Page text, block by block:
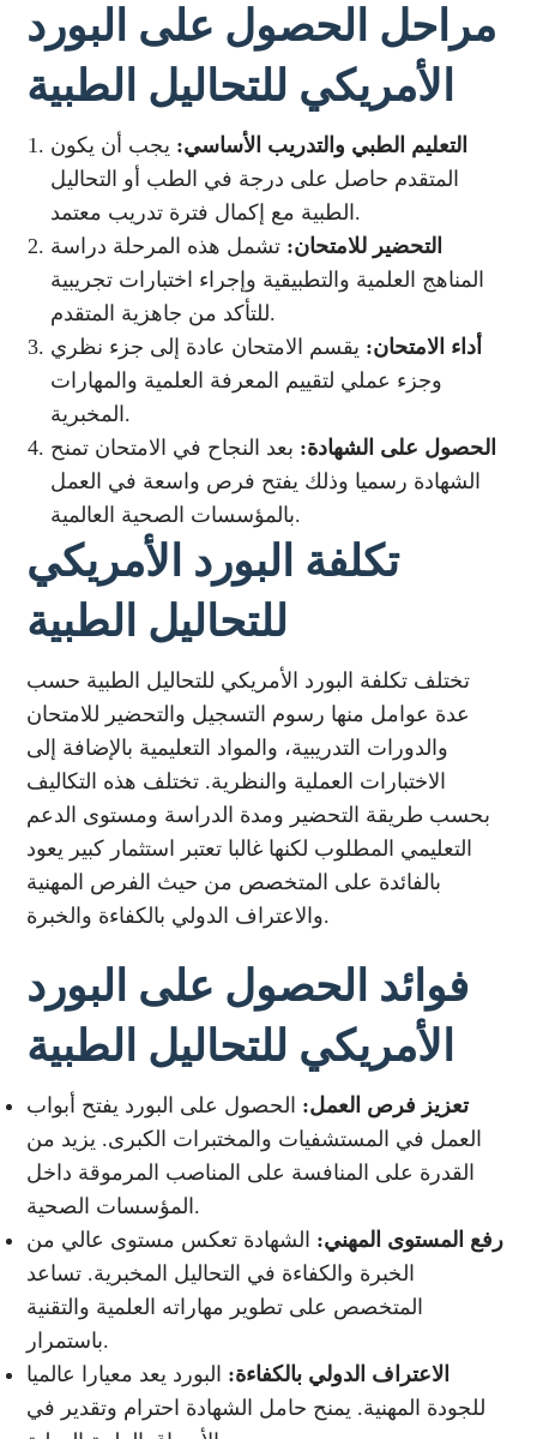
مراحل الحصول على البورد
الأمريكي للتحاليل الطبية
التعليم الطبي والتدريب الأساسي: يجب أن يكون
المتقدم حاصل على درجة في الطب أو التحاليل
الطبية مع إكمال فترة تدريب معتمد.
التحضير للامتحان: تشمل هذه المرحلة دراسة
المناهج العلمية والتطبيقية وإجراء اختبارات تجريبية
للتأكد من جاهزية المتقدم.
أداء الامتحان: يقسم الامتحان عادة إلى جزء نظري
وجزء عملي لتقييم المعرفة العلمية والمهارات
المخبرية.
الحصول على الشهادة: بعد النجاح في الامتحان تمنح
الشهادة رسميا وذلك يفتح فرص واسعة في العمل
بالمؤسسات الصحية العالمية.
تكلفة البورد الأمريكي
للتحاليل الطبية
تختلف تكلفة البورد الأمريكي للتحاليل الطبية حسب
عدة عوامل منها رسوم التسجيل والتحضير للامتحان
والدورات التدريبية، والمواد التعليمية بالإضافة إلى
الاختبارات العملية والنظرية. تختلف هذه التكاليف
بحسب طريقة التحضير ومدة الدراسة ومستوى الدعم
التعليمي المطلوب لكنها غالبا تعتبر استثمار كبير يعود
بالفائدة على المتخصص من حيث الفرص المهنية
والاعتراف الدولي بالكفاءة والخبرة.
فوائد الحصول على البورد
الأمريكي للتحاليل الطبية
تعزيز فرص العمل: الحصول على البورد يفتح أبواب
العمل في المستشفيات والمختبرات الكبرى. يزيد من
القدرة على المنافسة على المناصب المرموقة داخل
المؤسسات الصحية.
رفع المستوى المهني: الشهادة تعكس مستوى عالي من
الخبرة والكفاءة في التحاليل المخبرية. تساعد
المتخصص على تطوير مهاراته العلمية والتقنية
باستمرار.
الاعتراف الدولي بالكفاءة: البورد يعد معيارا عالميا
للجودة المهنية. يمنح حامل الشهادة احترام وتقدير في